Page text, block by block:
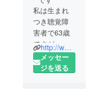
私は生まれ
つき聴覚障
害者で63歳
ですが、元
起業家で
す。既婚で
http://www.petmedal.net/
メッセー
ジを送る